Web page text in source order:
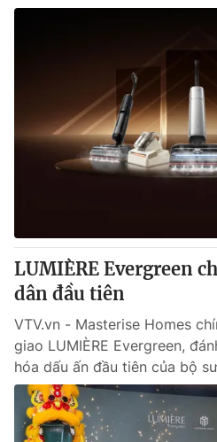
LUMIÈRE Evergreen
dân đầu tiên
VTV.vn - Masterise Homes
giao LUMIÈRE Evergreen,
hóa dấu ấn đầu tiên của bộ